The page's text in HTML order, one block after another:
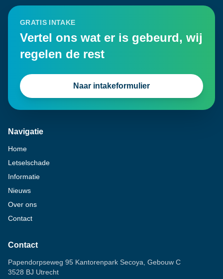
GRATIS INTAKE
Vertel ons wat er is gebeurd, wij
regelen de rest
Naar intakeformulier
Navigatie
Home
Letselschade
Informatie
Nieuws
Over ons
Contact
Contact
Papendorpseweg 95 Kantorenpark Secoya, Gebouw C
3528 BJ Utrecht